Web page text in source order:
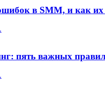
в SMM, и как их
пять важных